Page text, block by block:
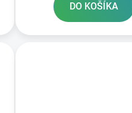
DO KOŠÍKA